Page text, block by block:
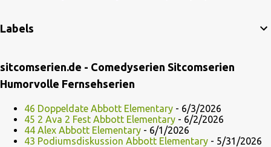
Labels
sitcomserien.de - Comedyserien Sitcomserien
Humorvolle Fernsehserien
46 Doppeldate Abbott Elementary - 6/3/2026
45 2 Ava 2 Fest Abbott Elementary - 6/2/2026
44 Alex Abbott Elementary - 6/1/2026
43 Podiumsdiskussion Abbott Elementary - 5/31/2026